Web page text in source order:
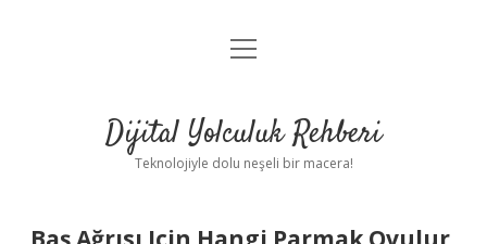
Anasayfa
Yasal Uyarı
menüyü
Dijital Yolculuk Rehberi
Teknolojiyle dolu neşeli bir macera!